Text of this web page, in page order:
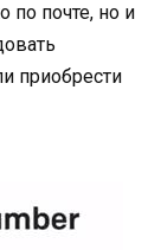
по почте, но и
приобрести